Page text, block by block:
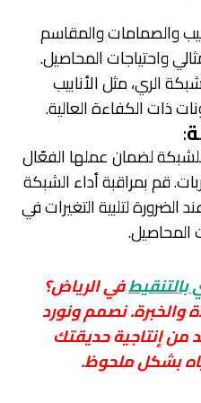
والصمامات والمقاسم
واحتياجات المحاصيل.
الري، مثل الأنابيب
ذات الكفاءة العالية.
:
لضمان عملها الفعّال
قم بمراقبة أداء الشبكة
الضرورة لتلبية التغيرات في
المحاصيل.
بالتنقيطفي الرياض؟
والخبرة.نصمم ونورد
إنتاجية حديقتك
بشكل ملحوظ.